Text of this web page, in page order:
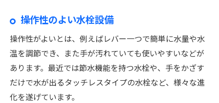
操作性のよい水栓設備
操作性がよいとは、例えばレバー一つで簡単に水量や水
温を調節でき、また手が汚れていても使いやすいなどが
あります。最近では節水機能を持つ水栓や、手をかざす
だけで水が出るタッチレスタイプの水栓など、様々な進
化を遂げています。